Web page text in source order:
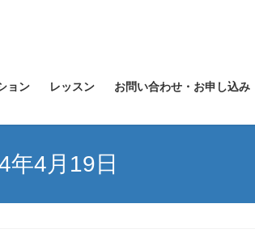
ョン レッスン お問い合わせ・お申し込み
年4月19日